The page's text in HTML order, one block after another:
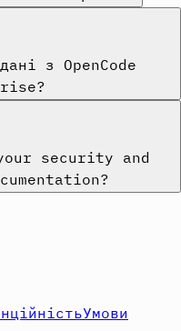
з OpenCode
security and
Умови